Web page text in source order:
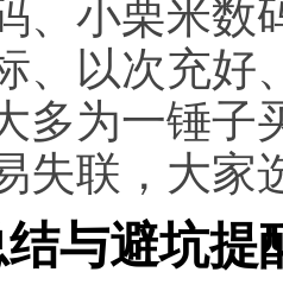
、小栗米数
、以次充好
多为一锤子
失联，大家
与避坑提